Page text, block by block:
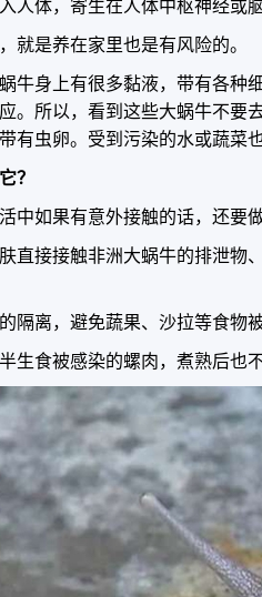
人体，寄生在人体中枢神经或
就是养在家里也是有风险的。
牛身上有很多黏液，带有各种
。所以，看到这些大蜗牛不要
有虫卵。受到污染的水或蔬菜
？
中如果有意外接触的话，还要
直接接触非洲大蜗牛的排泄物
隔离，避免蔬果、沙拉等食物
生食被感染的螺肉，煮熟后也